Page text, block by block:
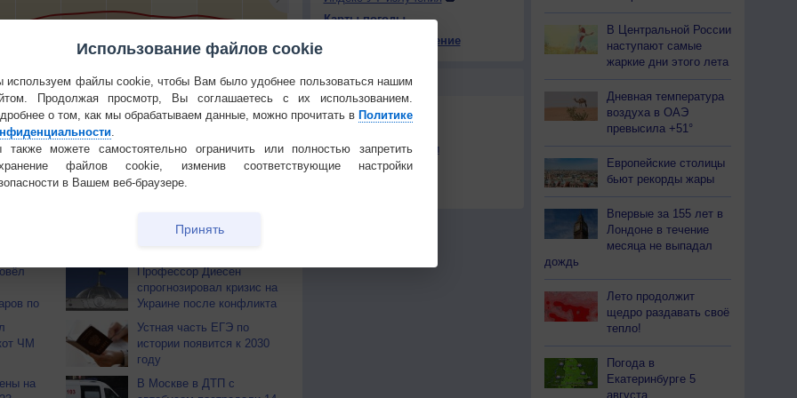
+15 +12 +16 +15 +16 +17 +18 +13 +15 +14
декада Мобильная версия
по
Профессор Диесен
спрогнозировал кризис на
Украине после конфликта
ЧМ
Устная часть ЕГЭ по
истории появится к 2030
году
на
В Москве в ДТП с
Карты погоды
Атмосферное давление
КОНТАКТЫ
О проекте
конфиденциальности
Частые вопросы
В Центральной России
наступают самые
жаркие дни этого лета
Дневная температура
воздуха в ОАЭ
превысила +51°
Европейские столицы
бьют рекорды жары
Впервые за 155 лет в
Лондоне в течение
месяца не выпадал
дождь
Лето продолжит
щедро раздавать своё
тепло!
Погода в
Екатеринбурге 5
августа
Использование файлов cookie
используем файлы cookie, чтобы Вам было удобнее пользоваться нашим
Продолжая просмотр, Вы соглашаетесь с их использованием.
о том, как мы обрабатываем данные, можно прочитать в Политике
также можете самостоятельно ограничить или полностью запретить
файлов cookie, изменив соответствующие настройки
в Вашем веб-браузере.
Принять